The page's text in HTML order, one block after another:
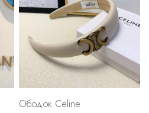
Ободок Сeline